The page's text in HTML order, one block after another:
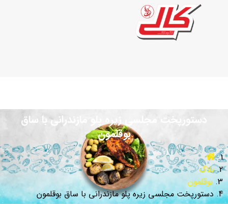
دستورپخت مجلسی زیره پلو مازندرانی با ساق
بوقلمون
بلاگ
بوقلمون
دستورپخت مجلسی زیره پلو مازندرانی با ساق بوقلمون